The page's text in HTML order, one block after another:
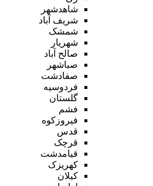
شاهدشهر
شریف آباد
شمشک
شهریار
صالح آباد
صباشهر
صفادشت
فردوسیه
گلستان
فشم
فیروزکوه
قدس
قرچک
قیامدشت
کهریزک
کیلان